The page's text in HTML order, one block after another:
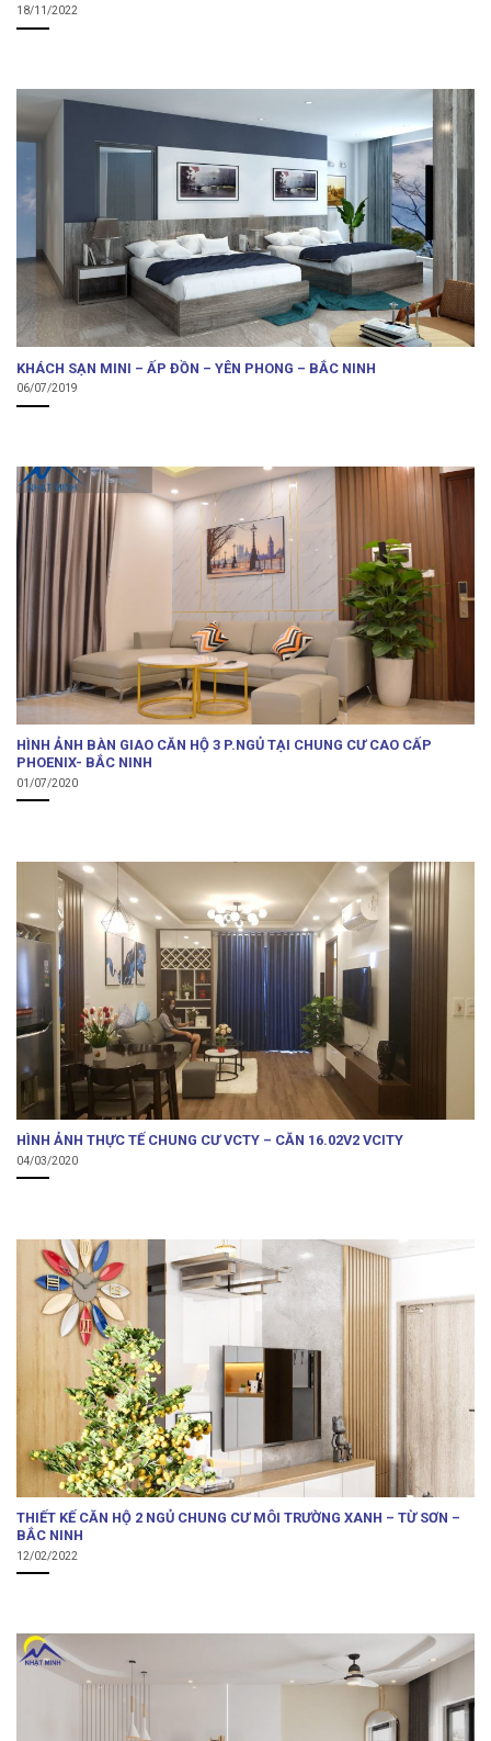
18/11/2022
KHÁCH SẠN MINI – ẤP ĐỒN – YÊN PHONG – BẮC NINH
06/07/2019
HÌNH ẢNH BÀN GIAO CĂN HỘ 3 P.NGỦ TẠI CHUNG CƯ CAO CẤP
PHOENIX- BẮC NINH
01/07/2020
HÌNH ẢNH THỰC TẾ CHUNG CƯ VCTY – CĂN 16.02V2 VCITY
04/03/2020
THIẾT KẾ CĂN HỘ 2 NGỦ CHUNG CƯ MÔI TRƯỜNG XANH – TỪ SƠN –
BẮC NINH
12/02/2022